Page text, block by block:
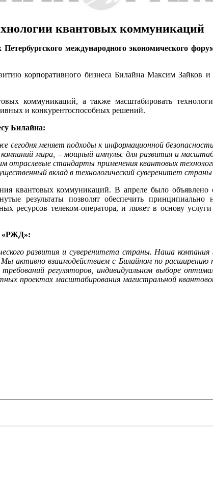
квантовых коммуникаций
международного экономического
корпоративного бизнеса Билайна Максим Зайков и
коммуникаций, а также масштабировать
и конкурентоспособных решений.
Билайна:
меняет подходы к информационной
мира, – мощный импульс для развития и
стандарты применения квантовых
вклад в технологический суверенитет
квантовых коммуникаций. В апреле было
результаты позволят обеспечить
ресурсов телеком-оператора, и ляжет в основу
«РЖД»:
развития и суверенитета страны. Наша
активно взаимодействием с Билайном по расширению
регуляторов, индивидуальном выборе
проектах масштабирования магистральной